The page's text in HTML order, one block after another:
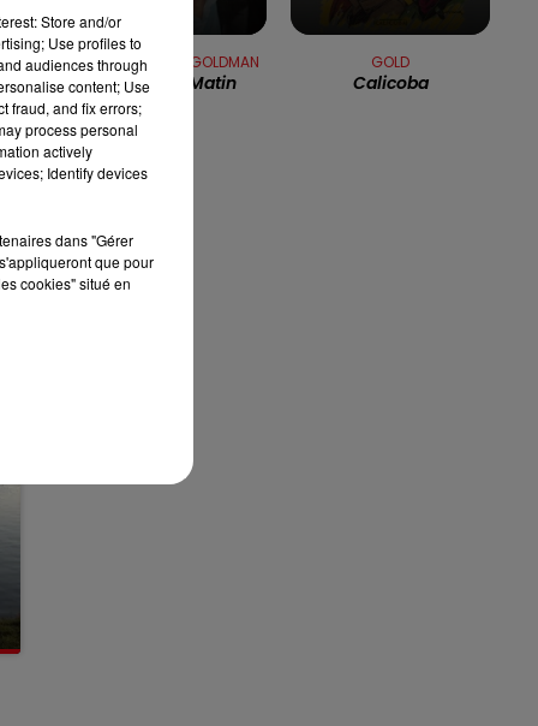
12h00 - 13h00
RDL & VOUS
JEAN-JACQUES GOLDMAN
Encore Un Matin
GOLD
Calicoba
Store and/or
Use profiles to
audiences through
content; Use
fraud, and fix errors;
process personal
actively
Identify devices
dans "Gérer
que pour
cookies" situé en